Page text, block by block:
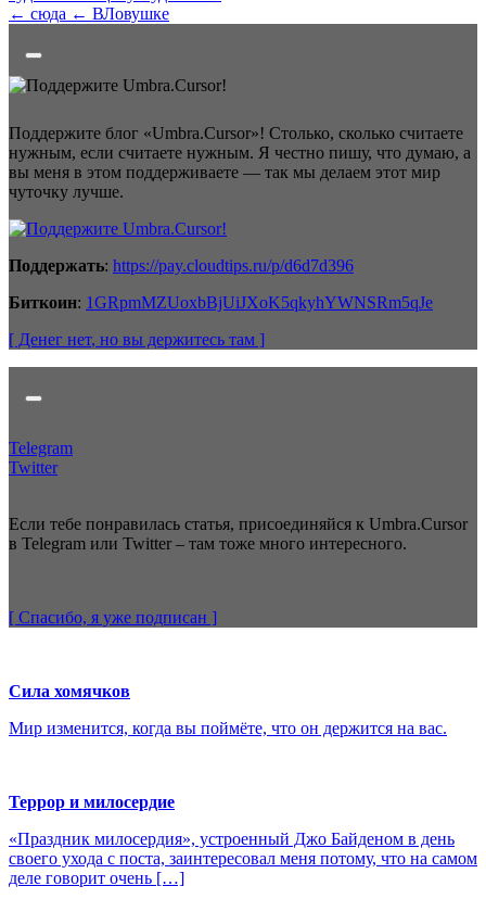
← сюда ← ВЛовушке
Поддержите блог «Umbra.Cursor»! Столько, сколько считаете
нужным, если считаете нужным. Я честно пишу, что думаю, а
вы меня в этом поддерживаете — так мы делаем этот мир
чуточку лучше.
Поддержать: https://pay.cloudtips.ru/p/d6d7d396
Биткоин: 1GRpmMZUoxbBjUiJXoK5qkyhYWNSRm5qJe
[ Денег нет, но вы держитесь там ]
Telegram
Twitter
Если тебе понравилась статья, присоединяйся к Umbra.Cursor
в Telegram или Twitter – там тоже много интересного.
[ Спасибо, я уже подписан ]
Сила хомячков
Мир изменится, когда вы поймёте, что он держится на вас.
Террор и милосердие
«Праздник милосердия», устроенный Джо Байденом в день
своего ухода с поста, заинтересовал меня потому, что на самом
деле говорит очень […]